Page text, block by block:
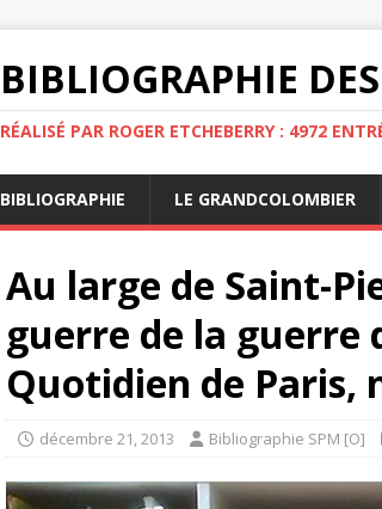
BIBLIOGRAPHIE
RÉALISÉ PAR ROGER ETCHEBERRY : 4972
BIBLIOGRAPHIE LE GRANDCOLOMBIER
Au large de Saint-
guerre de la guerre
Quotidien de Paris,
décembre 21, 2013 Bibliographie SPM [O]